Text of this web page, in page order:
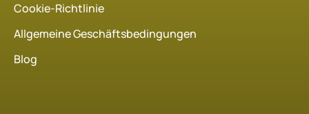
Cookie-Richtlinie
Allgemeine Geschäftsbedingungen
Blog